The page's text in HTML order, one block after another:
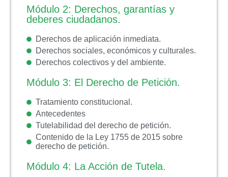
Módulo 2: Derechos, garantías y
deberes ciudadanos.
Derechos de aplicación inmediata.
Derechos sociales, económicos y culturales.
Derechos colectivos y del ambiente.
Módulo 3: El Derecho de Petición.
Tratamiento constitucional.
Antecedentes
Tutelabilidad del derecho de petición.
Contenido de la Ley 1755 de 2015 sobre
derecho de petición.
Módulo 4: La Acción de Tutela.